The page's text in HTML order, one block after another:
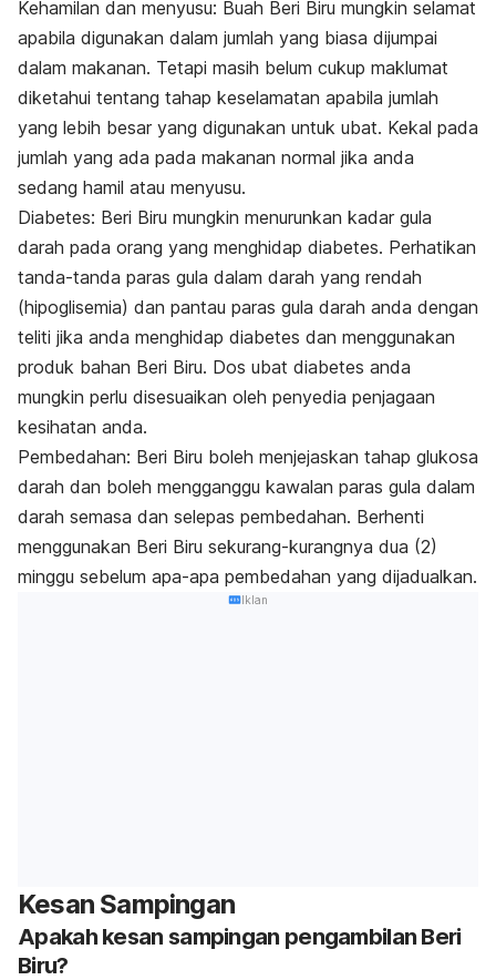
Kehamilan dan menyusu: Buah Beri Biru mungkin selamat
apabila digunakan dalam jumlah yang biasa dijumpai
dalam makanan. Tetapi masih belum cukup maklumat
diketahui tentang tahap keselamatan apabila jumlah
yang lebih besar yang digunakan untuk ubat. Kekal pada
jumlah yang ada pada makanan normal jika anda
sedang hamil atau menyusu.
Diabetes: Beri Biru mungkin menurunkan kadar gula
darah pada orang yang menghidap diabetes. Perhatikan
tanda-tanda paras gula dalam darah yang rendah
(hipoglisemia) dan pantau paras gula darah anda dengan
teliti jika anda menghidap diabetes dan menggunakan
produk bahan Beri Biru. Dos ubat diabetes anda
mungkin perlu disesuaikan oleh penyedia penjagaan
kesihatan anda.
Pembedahan: Beri Biru boleh menjejaskan tahap glukosa
darah dan boleh mengganggu kawalan paras gula dalam
darah semasa dan selepas pembedahan. Berhenti
menggunakan Beri Biru sekurang-kurangnya dua (2)
minggu sebelum apa-apa pembedahan yang dijadualkan.
Iklan
Kesan Sampingan
Apakah kesan sampingan pengambilan Beri
Biru?